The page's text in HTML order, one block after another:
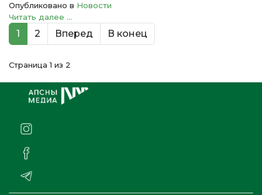
Опубликовано в Новости
Читать далее ...
1 2 Вперед В конец
Страница 1 из 2